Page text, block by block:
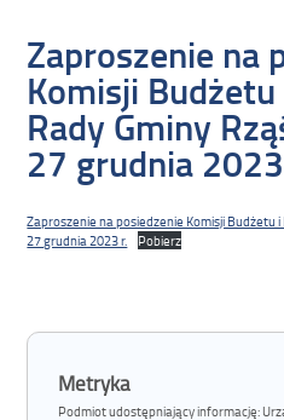
Zaproszenie na
Komisji
Rady Gminy
27 grudnia
Zaproszenie na posiedzenie Komisji Budżetu
27 grudnia 2023 r.
Pobierz
Metryka
Podmiot udostępniający informację: